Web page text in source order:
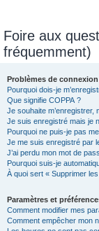
Foire aux
fréquemment)
Problèmes de
Pourquoi dois-je
Que signifie COPPA ?
Je souhaite m’enregistrer,
Je suis enregistré mais je
Pourquoi ne puis-je pas
Je me suis enregistré par
J’ai perdu mon mot de
Pourquoi suis-je
À quoi sert « Supprimer
Paramètres et
Comment modifier mes
Comment empêcher mon